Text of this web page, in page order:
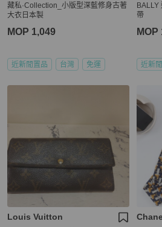
藏私·Collection_小版型深藍修身古著
大衣日本製
MOP 1,049
近新閒置品 台灣 免運
BALLY
帶
MOP
近新
Louis Vuitton